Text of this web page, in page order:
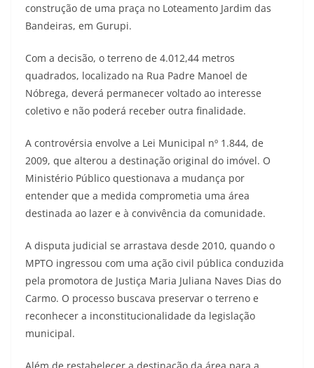
construção de uma praça no Loteamento Jardim das
Bandeiras, em Gurupi.
Com a decisão, o terreno de 4.012,44 metros
quadrados, localizado na Rua Padre Manoel de
Nóbrega, deverá permanecer voltado ao interesse
coletivo e não poderá receber outra finalidade.
A controvérsia envolve a Lei Municipal nº 1.844, de
2009, que alterou a destinação original do imóvel. O
Ministério Público questionava a mudança por
entender que a medida comprometia uma área
destinada ao lazer e à convivência da comunidade.
A disputa judicial se arrastava desde 2010, quando o
MPTO ingressou com uma ação civil pública conduzida
pela promotora de Justiça Maria Juliana Naves Dias do
Carmo. O processo buscava preservar o terreno e
reconhecer a inconstitucionalidade da legislação
municipal.
Além de restabelecer a destinação da área para a